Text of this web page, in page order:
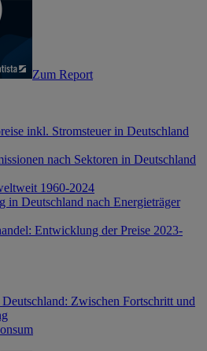
Zum Report
inkl. Stromsteuer in Deutschland
nach Sektoren in Deutschland
1960-2024
in Deutschland nach Energieträger
Entwicklung der Preise 2023-
Zwischen Fortschritt und